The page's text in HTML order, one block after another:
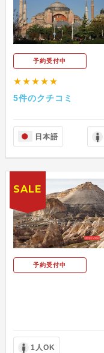
予約受付中
★★★★★
5件のクチコミ
日本語
予約受付中
1人OK
SALE